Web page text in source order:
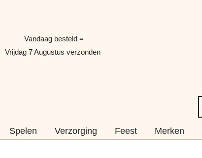
Vandaag besteld =
Vrijdag 7 Augustus verzonden
Spelen Verzorging Feest Merken